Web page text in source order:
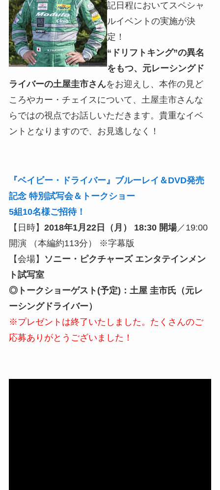
記日程においてスペシャ
ルイベントの実施が決
定！
“ドリフトキング”の異名
をもつ、元レーシングド
ライバーの土屋圭市さんをお迎えし、本作の見ど
ころやカー・チェイスについて、土屋圭市さんな
らではの視点でお話しいただきます。貴重なイベ
ントとなりますので、お見逃しなく！
『ベイビー・ドライバー』ブルーレイ＆DVD発売
記念 特別試写会＆トークショー
5組10名様ご招待！
【日時】 2018年1月22日（月） 18:30 開場／19:00
開演 （本編約113分） ※字幕版
【会場】
ソニー・ピクチャーズ エンタテインメン
ト試写室
◎トークショーゲスト(予定)：土屋 圭市氏（元レ
ーシングドライバー）
※プレゼントは終了いたしました。たくさんのご
応募ありがとうございました！